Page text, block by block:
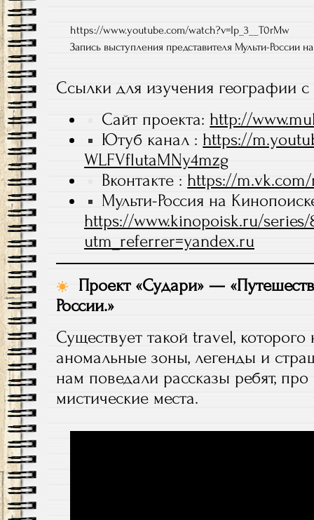
https://www.youtube.com/watch?v=Ip_3__T0rMw
Запись выступления представителя Мульти-России
Ссылки для изучения географии с
Сайт проекта: http://
Ютуб канал : https://
WLFVflutaMNy4mzg
Вконтакте : https://
Мульти-Россия на
https://www.kinopoisk.ru/series/
utm_referrer=yandex.ru
Проект «Судари» —
России.»
Существует такой travel,
аномальные зоны, легенды и
нам поведали рассказы ребят,
мистические места.